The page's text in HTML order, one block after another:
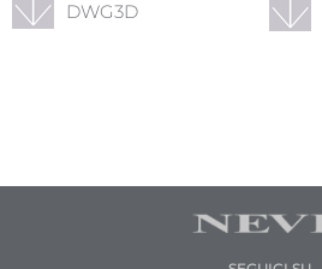
DWG3D